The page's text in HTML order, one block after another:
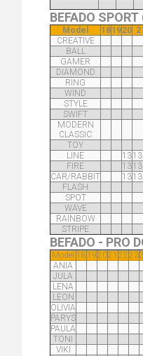
BEFADO
Model 181920 21
CREATIVE
BALL
GAMER
DIAMOND
RING
WIND
STYLE
SWIFT
MODERN
CLASSIC
TOY
LINE
13
FIRE
13
CAR/RABBIT
13
FLASH
SPOT
WAVE
RAINBOW
STRIPE
BEFADO - PRO
Model 18 192021 2223
ANIA
JULA
LENA
LEON
OLIVIA
PARYS
PAULA
TONI
VIKI